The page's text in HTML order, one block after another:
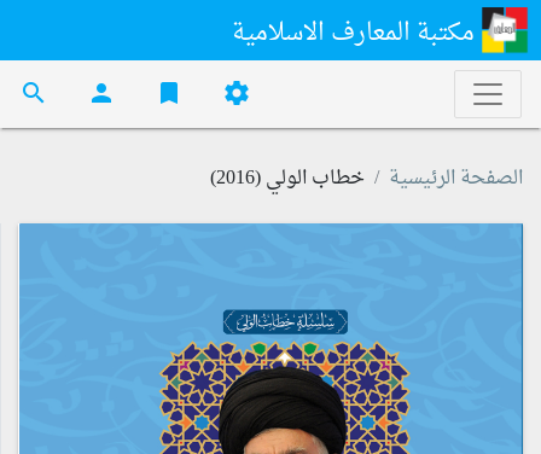
مكتبة المعارف الاسلامية
settings
bookmark
person
search
الصفحة الرئيسية خطاب الولي (2016)